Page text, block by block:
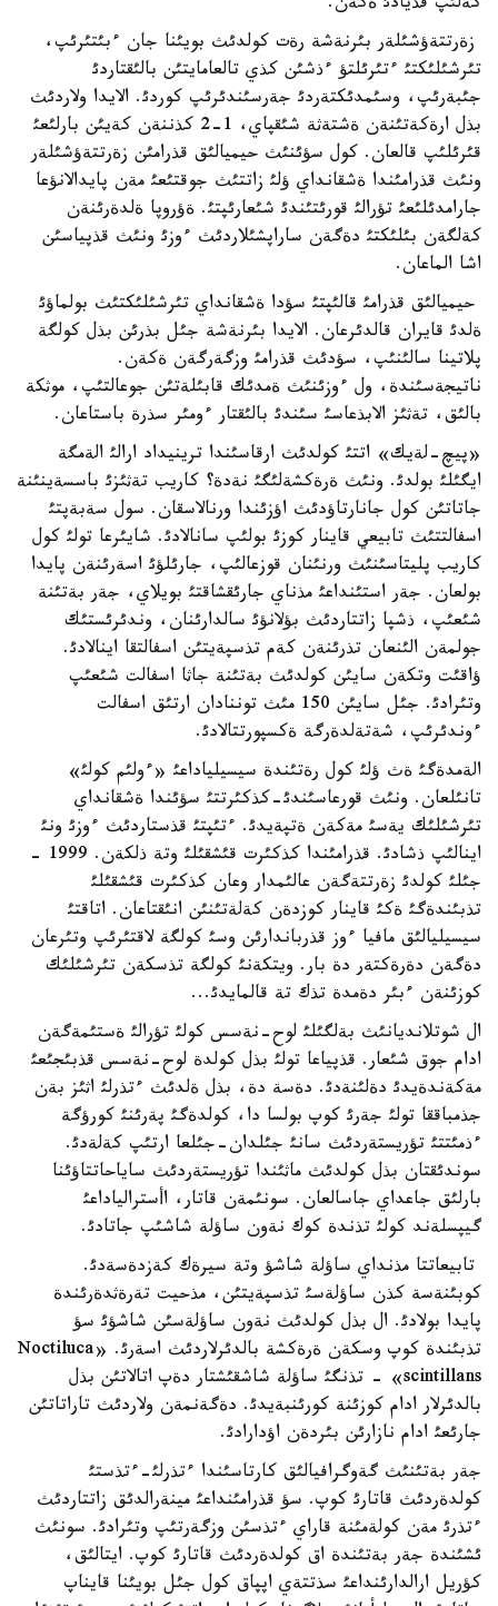
كةلئپ قذيادئ ةكةن.
زةرتتةؤشئلةر بئرنةشة رةت كولدئث بويئنا جان ءبئتئرئپ،
تئرشئلئكتئ ءتئرئلتؤ ءذشئن كذي تالعامايتئن بالئقتاردئ
جئبةرئپ، وسئمدئكتةردئ جةرسئندئرئپ كوردئ. الايدا ولاردئث
بذل ارةكةتئنةن ةشتةثة شئقپاي، 1-2 كذننةن كةيئن بارلئعئ
قئرئلئپ قالعان. كول سؤئنئث حيميالئق قذرامئن زةرتتةؤشئلةر
ونئث قذرامئندا ةشقانداي ؤلئ زاتتئث جوقتئعئ مةن پايدالانؤعا
جارامدئلئعئ تؤرالئ قورئتئندئ شئعارئپتئ. ةؤروپا ةلدةرئنةن
كةلگةن بئلئكتئ دةگةن ساراپشئلاردئث ءوزئ ونئث قذپياسئن
اشا الماعان.
حيميالئق قذرامئ قالئپتئ سؤدا ةشقانداي تئرشئلئكتئث بولماؤئ
ةلدئ قايران قالدئرعان. الايدا بئرنةشة جئل بذرئن بذل كولگة
پلاتينا سالئنئپ، سؤدئث قذرامئ وزگةرگةن ةكةن.
ناتيجةسئندة، ول ءوزئنئث ةمدئك قابئلةتئن جوعالتئپ، موثكة
بالئق، تةثئز الابذعاسئ سئندئ بالئقتار ءومئر سذرة باستاعان.
«پيچ-لةيك» اتتئ كولدئث ارقاسئندا ترينيداد ارالئ الةمگة
ايگئلئ بولدئ. ونئث ةرةكشةلئگئ نةدة؟ كاريب تةثئزئ باسسةينئنة
جاتاتئن كول جانارتاؤدئث اؤزئندا ورنالاسقان. سول سةبةپتئ
اسفالتتئث تابيعي قاينار كوزئ بولئپ سانالادئ. شايئرعا تولئ كول
كاريب پليتاسئنئث ورنئنان قوزعالئپ، جارئلؤئ اسةرئنةن پايدا
بولعان. جةر استئنداعئ مذناي جارئقشاقتئ بويلاي، جةر بةتئنة
شئعئپ، ذشپا زاتتاردئث بؤلانؤئ سالدارئنان، وندئرئستئك
جولمةن الئنعان تذرئنةن كةم تذسپةيتئن اسفالتقا اينالادئ.
ؤاقئت وتكةن سايئن كولدئث بةتئنة جاثا اسفالت شئعئپ
وتئرادئ. جئل سايئن 150 مئث توننادان ارتئق اسفالت
ءوندئرئپ، شةتةلدةرگة ةكسپورتتالادئ.
الةمدةگئ ةث ؤلئ كول رةتئندة سيسيلياداعئ «ءولئم كولئ»
تانئلعان. ونئث قورعاسئندئ-كذكئرتتئ سؤئندا ةشقانداي
تئرشئلئك يةسئ مةكةن ةتپةيدئ. ءتئپتئ قذستاردئث ءوزئ ونئ
اينالئپ ذشادئ. قذرامئندا كذكئرت قئشقئلئ وتة ذلكةن. 1999 -
جئلئ كولدئ زةرتتةگةن عالئمدار وعان كذكئرت قئشقئلئ
تذبئندةگئ ةكئ قاينار كوزدةن كةلةتئنئن انئقتاعان. اتاقتئ
سيسيليالئق مافيا ءوز قذرباندارئن وسئ كولگة لاقتئرئپ وتئرعان
دةگةن دةرةكتةر دة بار. ويتكةنئ كولگة تذسكةن تئرشئلئك
كوزئنةن ءبئر دةمدة تذك تة قالمايدئ...
ال شوتلانديانئث بةلگئلئ لوح-نةسس كولئ تؤرالئ ةستئمةگةن
ادام جوق شئعار. قذپياعا تولئ بذل كولدة لوح-نةسس قذبئجئعئ
مةكةندةيدئ دةلئنةدئ. دةسة دة، بذل ةلدئث ءتذرلئ اثئز بةن
جذمباققا تولئ جةرئ كوپ بولسا دا، كولدةگئ پةرئنئ كورؤگة
ءذمئتتئ تؤريستةردئث سانئ جئلدان-جئلعا ارتئپ كةلةدئ.
سوندئقتان بذل كولدئث ماثئندا تؤريستةردئث ساياحاتتاؤئنا
بارلئق جاعداي جاسالعان. سونئمةن قاتار، اأسترالياداعئ
گيپسلةند كولئ تذندة كوك نةون ساؤلة شاشئپ جاتادئ.
تابيعاتتا مذنداي ساؤلة شاشؤ وتة سيرةك كةزدةسةدئ.
كوبئنةسة كذن ساؤلةسئ تذسپةيتئن، مذحيت تةرةثدةرئندة
پايدا بولادئ. ال بذل كولدئث نةون ساؤلةسئن شاشؤئ سؤ
تذبئندة كوپ وسكةن ةرةكشة بالدئرلاردئث اسةرئ. «Noctiluca
scintillans» - تذنگئ ساؤلة شاشقئشتار دةپ اتالاتئن بذل
بالدئرلار ادام كوزئنة كورئنبةيدئ. دةگةنمةن ولاردئث تاراتاتئن
جارئعئ ادام نازارئن بئردةن اؤدارادئ.
جةر بةتئنئث گةوگرافيالئق كارتاسئندا ءتذرلئ-ءتذستئ
كولدةردئث قاتارئ كوپ. سؤ قذرامئنداعئ مينةرالدئق زاتتاردئث
ءتذرئ مةن كولةمئنة قاراي ءتذسئن وزگةرتئپ وتئرادئ. سونئث
ئشئندة جةر بةتئندة اق كولدةردئث قاتارئ كوپ. ايتالئق،
كؤريل ارالدارئنداعئ سذتتةي اپپاق كول جئل بويئنا قايناپ